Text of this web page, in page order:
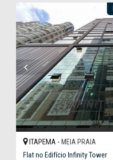
ITAPEMA - MEIA PRAIA
Flat no Edifício Infinity Tower